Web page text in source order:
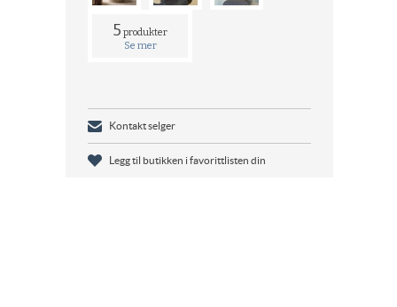
5 produkter
Se mer
Kontakt selger
Legg til butikken i favorittlisten din